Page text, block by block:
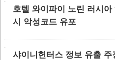
호텔 와이파이 노린 러시
시 악성코드 유포
샤이니헌터스 정보 유출